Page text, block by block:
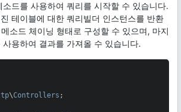
소드를 사용하여 쿼리를 시작할 수 있습니다.
테이블에 대한 쿼리빌더 인스턴스를 반환
소드 체이닝 형태로 구성할 수 있으며, 마지
사용하여 결과를 가져올 수 있습니다.
\Controllers ;